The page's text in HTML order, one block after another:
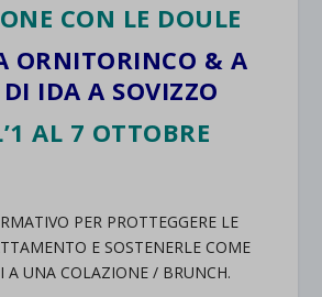
CON LE DOULE
ORNITORINCO & A
DI IDA A SOVIZZO
AL 7 OTTOBRE
PER PROTTEGGERE LE
E SOSTENERLE COME
A UNA COLAZIONE / BRUNCH.